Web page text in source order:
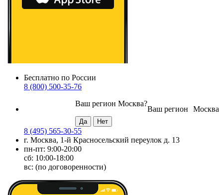
Бесплатно по России
8 (800) 500-35-76
Москва
Ваш регион
Ваш регион Москва?
8 (495) 565-30-55
г. Москва, 1-й Красносельский переулок д. 13
пн-пт: 9:00-20:00
сб: 10:00-18:00
вс: (по договоренности)